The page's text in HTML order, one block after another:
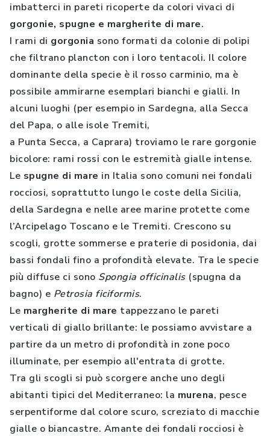
imbatterci in pareti ricoperte da colori vivaci di
gorgonie, spugne e margherite di mare.
I rami di gorgonia sono formati da colonie di polipi
che filtrano plancton con i loro tentacoli. Il colore
dominante della specie è il rosso carminio, ma è
possibile ammirarne esemplari bianchi e gialli. In
alcuni luoghi (per esempio in Sardegna, alla Secca
del Papa, o alle isole Tremiti,
a Punta Secca, a Caprara) troviamo le rare gorgonie
bicolore: rami rossi con le estremità gialle intense.
Le spugne di mare in Italia sono comuni nei fondali
rocciosi, soprattutto lungo le coste della Sicilia,
della Sardegna e nelle aree marine protette come
l’Arcipelago Toscano e le Tremiti. Crescono su
scogli, grotte sommerse e praterie di posidonia, dai
bassi fondali fino a profondità elevate. Tra le specie
più diffuse ci sono Spongia officinalis(spugna da
bagno) e Petrosia ficiformis.
Le margherite di mare tappezzano le pareti
verticali di giallo brillante: le possiamo avvistare a
partire da un metro di profondità in zone poco
illuminate, per esempio all'entrata di grotte.
Tra gli scogli si può scorgere anche uno degli
abitanti tipici del Mediterraneo: la murena, pesce
serpentiforme dal colore scuro, screziato di macchie
gialle o biancastre. Amante dei fondali rocciosi è